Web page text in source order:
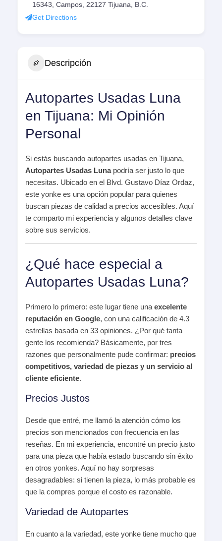
16343, Campos, 22127 Tijuana, B.C.
Get Directions
Descripción
Autopartes Usadas Luna
en Tijuana: Mi Opinión
Personal
Si estás buscando autopartes usadas en Tijuana,
Autopartes Usadas Lunapodría ser justo lo que
necesitas. Ubicado en el Blvd. Gustavo Díaz Ordaz,
este yonke es una opción popular para quienes
buscan piezas de calidad a precios accesibles. Aquí
te comparto mi experiencia y algunos detalles clave
sobre sus servicios.
¿Qué hace especial a
Autopartes Usadas Luna?
Primero lo primero: este lugar tiene una excelente
reputación en Google, con una calificación de 4.3
estrellas basada en 33 opiniones. ¿Por qué tanta
gente los recomienda? Básicamente, por tres
razones que personalmente pude confirmar: precios
competitivos, variedad de piezas y un servicio al
cliente eficiente.
Precios Justos
Desde que entré, me llamó la atención cómo los
precios son mencionados con frecuencia en las
reseñas. En mi experiencia, encontré un precio justo
para una pieza que había estado buscando sin éxito
en otros yonkes. Aquí no hay sorpresas
desagradables: si tienen la pieza, lo más probable es
que la compres porque el costo es razonable.
Variedad de Autopartes
En cuanto a la variedad, este yonke tiene mucho que